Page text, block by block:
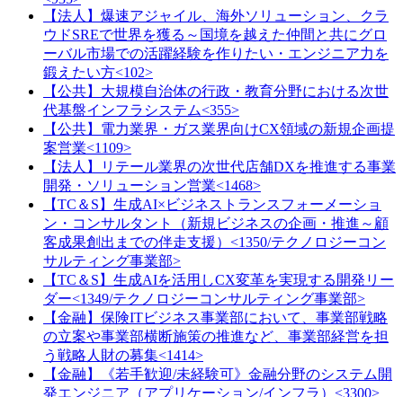
【法人】爆速アジャイル、海外ソリューション、クラ
ウドSREで世界を獲る～国境を越えた仲間と共にグロ
ーバル市場での活躍経験を作りたい・エンジニア力を
鍛えたい方<102>
【公共】大規模自治体の行政・教育分野における次世
代基盤インフラシステム<355>
【公共】電力業界・ガス業界向けCX領域の新規企画提
案営業<1109>
【法人】リテール業界の次世代店舗DXを推進する事業
開発・ソリューション営業<1468>
【TC＆S】生成AI×ビジネストランスフォーメーショ
ン・コンサルタント（新規ビジネスの企画・推進～顧
客成果創出までの伴走支援）<1350/テクノロジーコン
サルティング事業部>
【TC＆S】生成AIを活用しCX変革を実現する開発リー
ダー<1349/テクノロジーコンサルティング事業部>
【金融】保険ITビジネス事業部において、事業部戦略
の立案や事業部横断施策の推進など、事業部経営を担
う戦略人財の募集<1414>
【金融】《若手歓迎/未経験可》金融分野のシステム開
発エンジニア（アプリケーション/インフラ）<3300>